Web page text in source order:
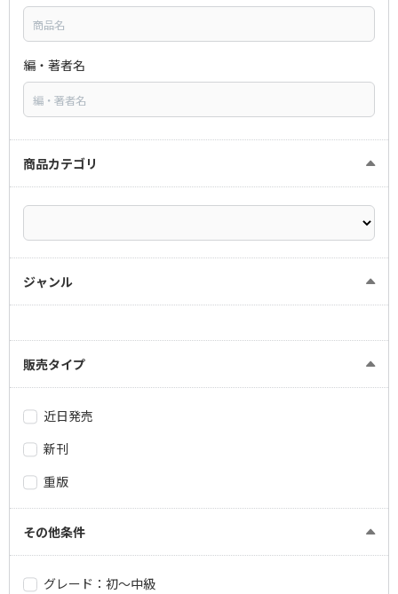
編・著者名
商品カテゴリ
ジャンル
販売タイプ
近日発売
新刊
重版
その他条件
グレード：初～中級